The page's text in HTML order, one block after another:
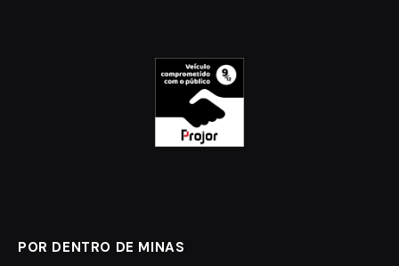
POR DENTRO DE MINAS